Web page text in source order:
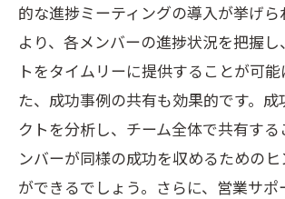
的な進捗ミーティングの導入が挙げら
より、各メンバーの進捗状況を把握
トをタイムリーに提供することが可能
た、成功事例の共有も効果的です。成
クトを分析し、チーム全体で共有する
ンバーが同様の成功を収めるための
ができるでしょう。さらに、営業サポ